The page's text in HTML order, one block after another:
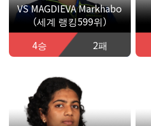
VS MAGDIEVA Markhabo
（세계 랭킹599위）
4승
2패